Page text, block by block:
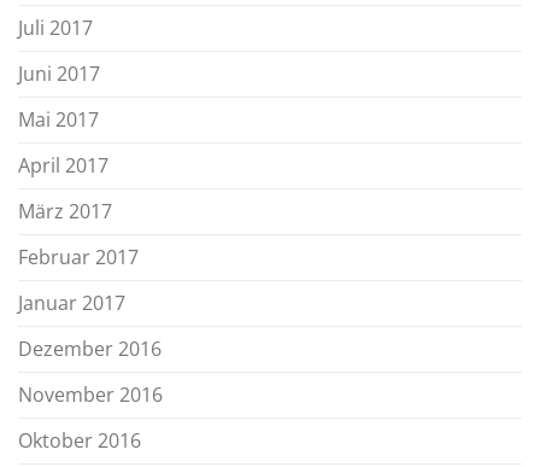
Juli 2017
Juni 2017
Mai 2017
April 2017
März 2017
Februar 2017
Januar 2017
Dezember 2016
November 2016
Oktober 2016